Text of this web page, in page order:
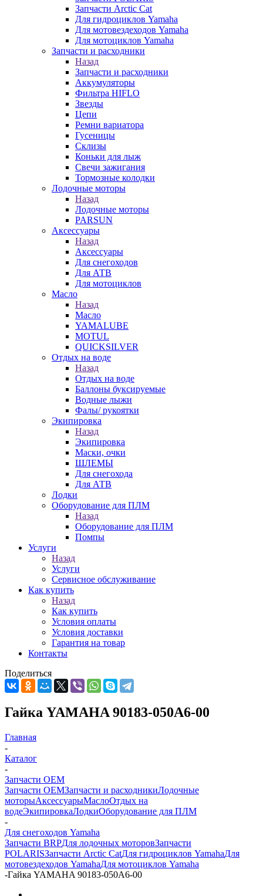
Запчасти Arctic Cat
Для гидроциклов Yamaha
Для мотовездеходов Yamaha
Для мотоциклов Yamaha
Запчасти и расходники
Назад
Запчасти и расходники
Аккумуляторы
Фильтра HIFLO
Звезды
Цепи
Ремни вариатора
Гусеницы
Склизы
Коньки для лыж
Свечи зажигания
Тормозные колодки
Лодочные моторы
Назад
Лодочные моторы
PARSUN
Аксессуары
Назад
Аксессуары
Для снегоходов
Для АТВ
Для мотоциклов
Масло
Назад
Масло
YAMALUBE
MOTUL
QUICKSILVER
Отдых на воде
Назад
Отдых на воде
Баллоны буксируемые
Водные лыжи
Фалы/ рукоятки
Экипировка
Назад
Экипировка
Маски, очки
ШЛЕМЫ
Для снегохода
Для АТВ
Лодки
Оборудование для ПЛМ
Назад
Оборудование для ПЛМ
Помпы
Услуги
Назад
Услуги
Сервисное обслуживание
Как купить
Назад
Как купить
Условия оплаты
Условия доставки
Гарантия на товар
Контакты
Поделиться
Гайка YAMAHA 90183-050A6-00
Главная
-
Каталог
-
Запчасти OEM
Запчасти OEMЗапчасти и расходникиЛодочные
моторыАксессуарыМаслоОтдых на
водеЭкипировкаЛодкиОборудование для ПЛМ
-
Для снегоходов Yamaha
Запчасти BRPДля лодочных моторовЗапчасти
POLARISЗапчасти Arctic CatДля гидроциклов YamahaДля
мотовездеходов YamahaДля мотоциклов Yamaha
-Гайка YAMAHA 90183-050A6-00